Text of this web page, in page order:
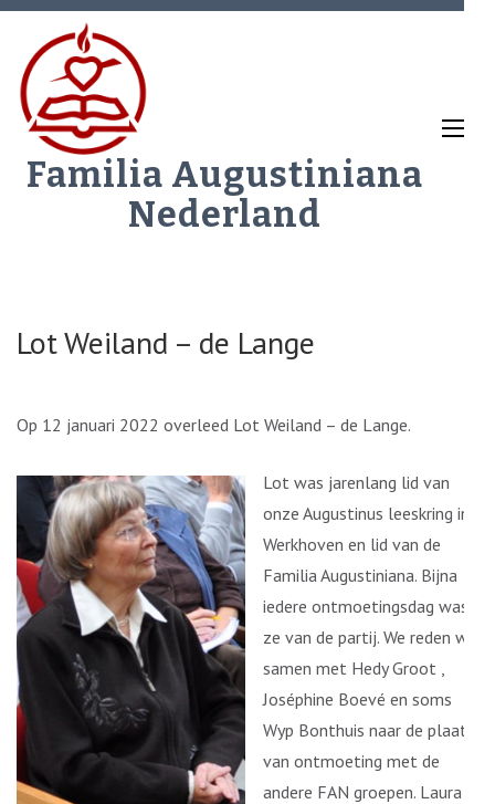
Ga
inhoud
(Druk
enter)
Familia Augustiniana
Nederland
Lot Weiland – de Lange
Op 12 januari 2022 overleed Lot Weiland – de Lange.
Lot was jarenlang lid van
onze Augustinus leeskring in
Werkhoven en lid van de
Familia Augustiniana. Bijna
iedere ontmoetingsdag was
ze van de partij. We reden we
samen met Hedy Groot ,
Joséphine Boevé en soms
Wyp Bonthuis naar de plaats
van ontmoeting met de
andere FAN groepen. Laura